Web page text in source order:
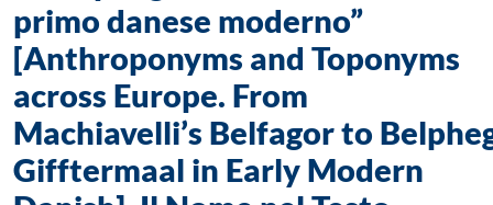
primo danese moderno”
[Anthroponyms and Toponyms
across Europe. From
Machiavelli’s Belfagor to
Gifftermaal in Early Modern